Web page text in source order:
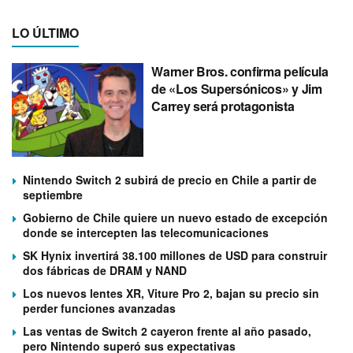
LO ÚLTIMO
Warner Bros. confirma película
de «Los Supersónicos» y Jim
Carrey será protagonista
Nintendo Switch 2 subirá de precio en Chile a partir de
septiembre
Gobierno de Chile quiere un nuevo estado de excepción
donde se intercepten las telecomunicaciones
SK Hynix invertirá 38.100 millones de USD para construir
dos fábricas de DRAM y NAND
Los nuevos lentes XR, Viture Pro 2, bajan su precio sin
perder funciones avanzadas
Las ventas de Switch 2 cayeron frente al año pasado,
pero Nintendo superó sus expectativas